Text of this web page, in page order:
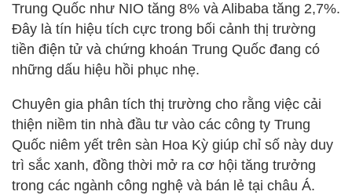
Trung Quốc như NIO tăng 8% và Alibaba tăng 2,7%.
Đây là tín hiệu tích cực trong bối cảnh thị trường
tiền điện tử và chứng khoán Trung Quốc đang có
những dấu hiệu hồi phục nhẹ.
Chuyên gia phân tích thị trường cho rằng việc cải
thiện niềm tin nhà đầu tư vào các công ty Trung
Quốc niêm yết trên sàn Hoa Kỳ giúp chỉ số này duy
trì sắc xanh, đồng thời mở ra cơ hội tăng trưởng
trong các ngành công nghệ và bán lẻ tại châu Á.